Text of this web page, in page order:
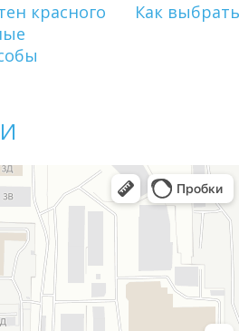
красного
Как